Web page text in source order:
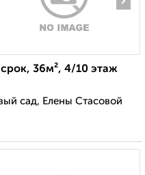
36м², 4/10 этаж
сад, Елены Стасовой